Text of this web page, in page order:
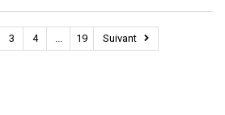
3 4 ... 19 Suivant